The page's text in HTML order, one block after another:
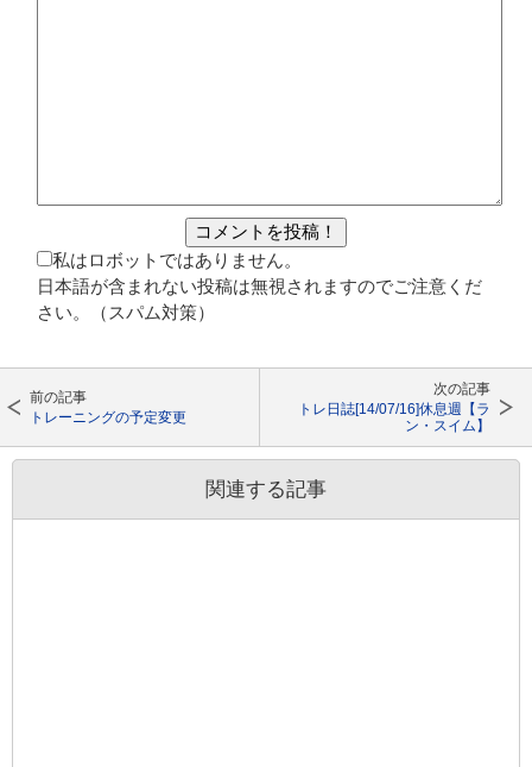
私はロボットではありません。
日本語が含まれない投稿は無視されますのでご注意くだ
さい。（スパム対策）
前の記事
トレーニングの予定変更
次の記事
トレ日誌[14/07/16]休息週【ラ
ン・スイム】
関連する記事